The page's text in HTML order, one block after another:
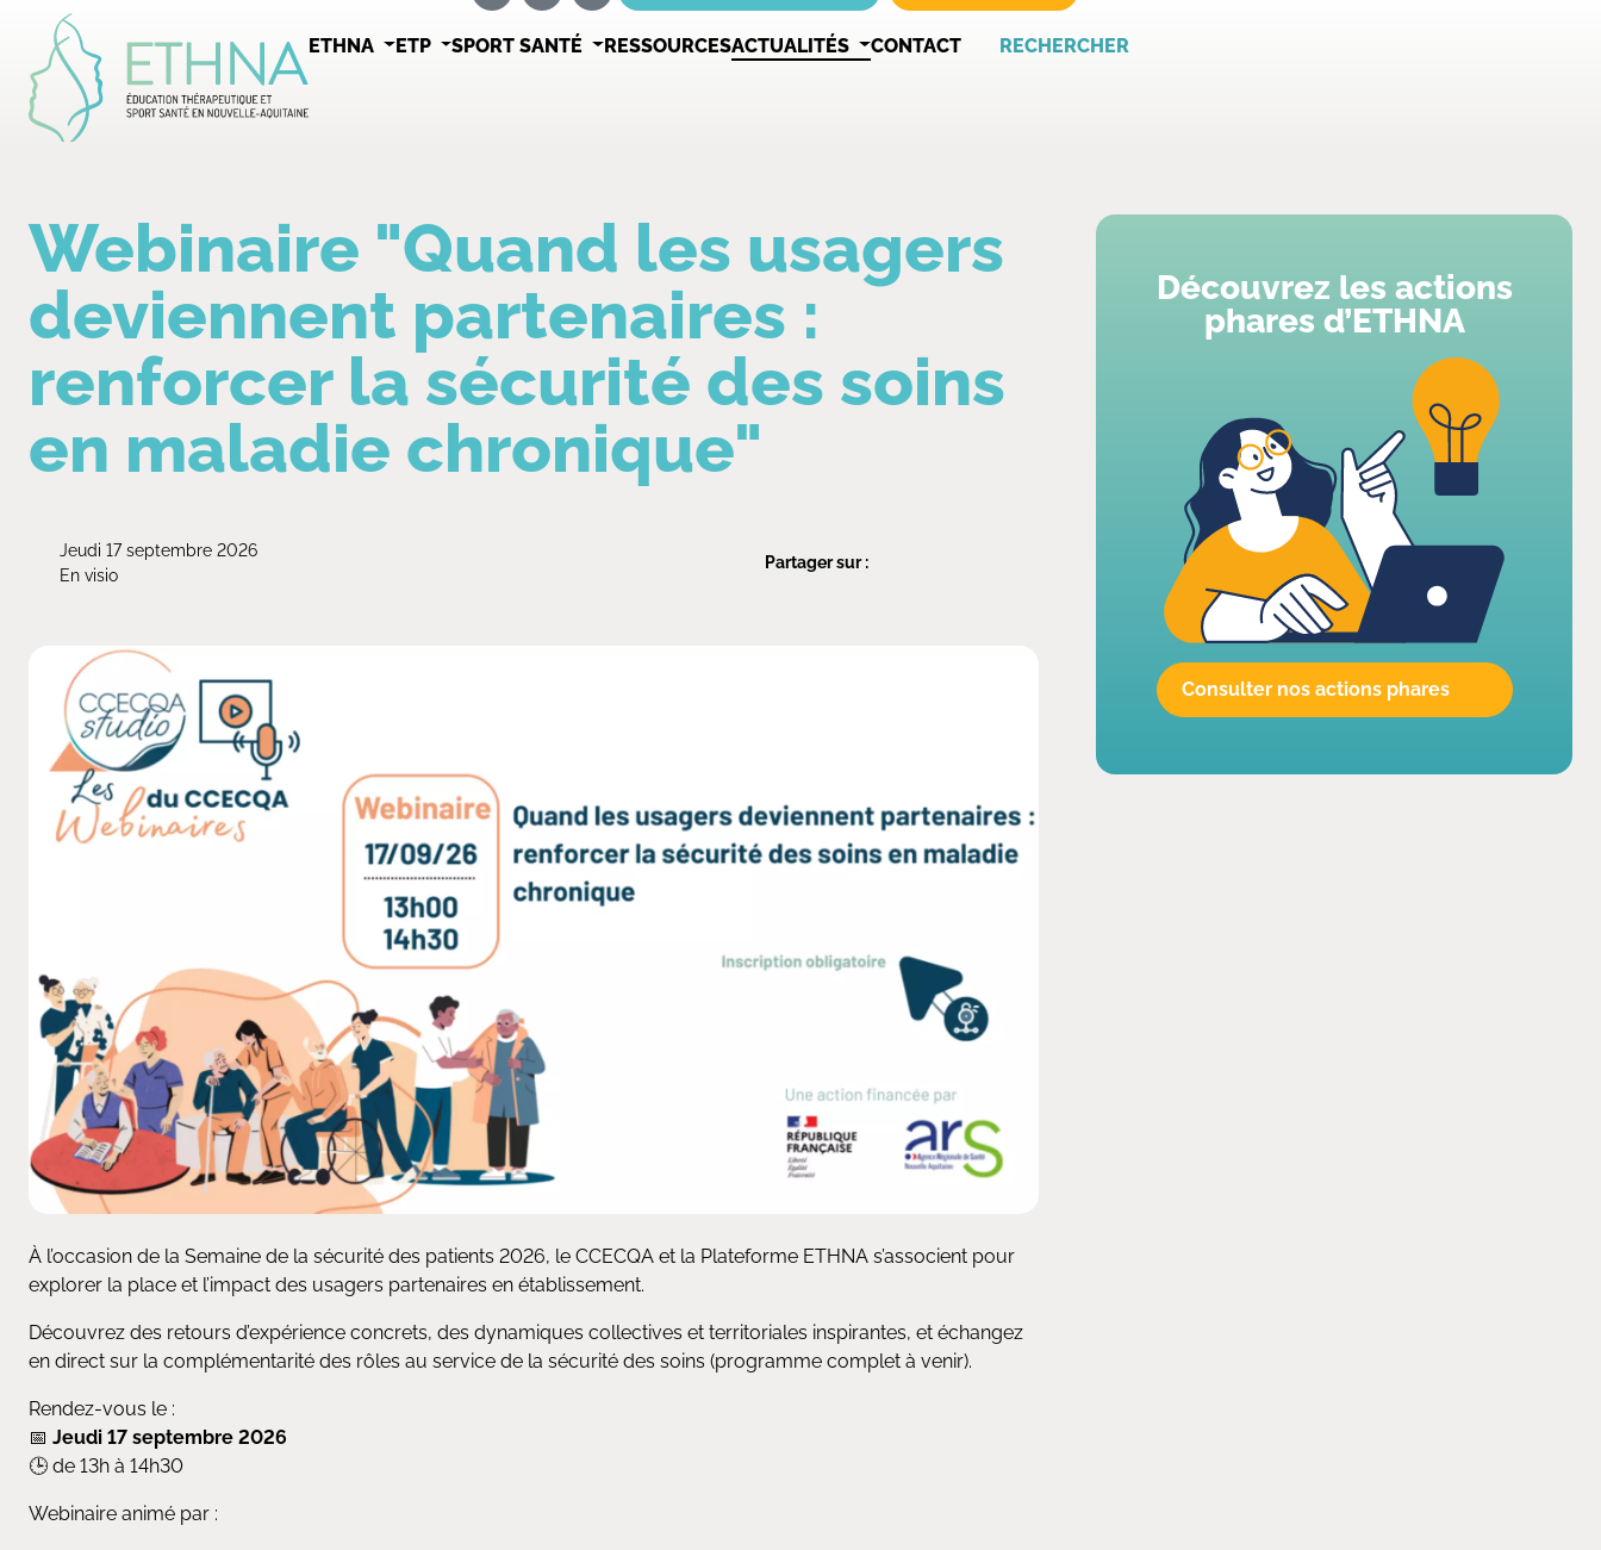
ETHNA ETP SPORT SANTÉ RESSOURCESACTUALITÉS CONTACT RECHERCHER
Webinaire "Quand les usagers
deviennent partenaires :
renforcer la sécurité des soins
en maladie chronique"
Jeudi 17 septembre 2026
En visio
Partager sur :
À l’occasion de la Semaine de la sécurité des patients 2026, le CCECQA et la Plateforme ETHNA s’associent pour
explorer la place et l’impact des usagers partenaires en établissement.
Découvrez des retours d’expérience concrets, des dynamiques collectives et territoriales inspirantes, et échangez
en direct sur la complémentarité des rôles au service de la sécurité des soins (programme complet à venir).
Rendez-vous le :
📅 Jeudi 17 septembre 2026
🕒 de 13h à 14h30
Webinaire animé par :
Découvrez les actions
phares d’ETHNA
Consulter nos actions phares